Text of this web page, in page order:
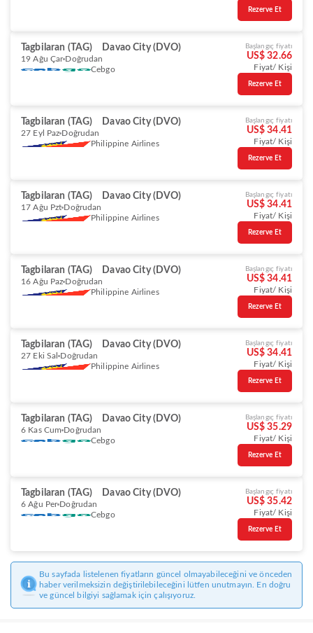
Rezerve Et
Tagbilaran (TAG) Davao City (DVO)
19 Ağu Çar Doğrudan
Cebgo
Başlangıç fiyatı
US$ 32.66
Fiyat/ Kişi
Rezerve Et
Tagbilaran (TAG) Davao City (DVO)
27 Eyl Paz Doğrudan
Philippine Airlines
Başlangıç fiyatı
US$ 34.41
Fiyat/ Kişi
Rezerve Et
Tagbilaran (TAG) Davao City (DVO)
17 Ağu Pzt Doğrudan
Philippine Airlines
Başlangıç fiyatı
US$ 34.41
Fiyat/ Kişi
Rezerve Et
Tagbilaran (TAG) Davao City (DVO)
16 Ağu Paz Doğrudan
Philippine Airlines
Başlangıç fiyatı
US$ 34.41
Fiyat/ Kişi
Rezerve Et
Tagbilaran (TAG) Davao City (DVO)
27 Eki Sal Doğrudan
Philippine Airlines
Başlangıç fiyatı
US$ 34.41
Fiyat/ Kişi
Rezerve Et
Tagbilaran (TAG) Davao City (DVO)
6 Kas Cum Doğrudan
Cebgo
Başlangıç fiyatı
US$ 35.29
Fiyat/ Kişi
Rezerve Et
Tagbilaran (TAG) Davao City (DVO)
6 Ağu Per Doğrudan
Cebgo
Başlangıç fiyatı
US$ 35.42
Fiyat/ Kişi
Rezerve Et
Bu sayfada listelenen fiyatların güncel olmayabileceğini ve önceden
haber verilmeksizin değiştirilebileceğini lütfen unutmayın. En doğru
ve güncel bilgiyi sağlamak için çalışıyoruz.